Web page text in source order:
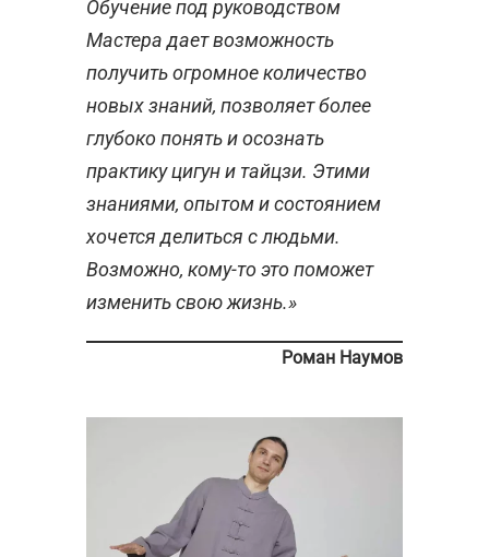
Обучение под руководством
Мастера дает возможность
получить огромное количество
новых знаний, позволяет более
глубоко понять и осознать
практику цигун и тайцзи. Этими
знаниями, опытом и состоянием
хочется делиться с людьми.
Возможно, кому-то это поможет
изменить свою жизнь.»
Роман Наумов